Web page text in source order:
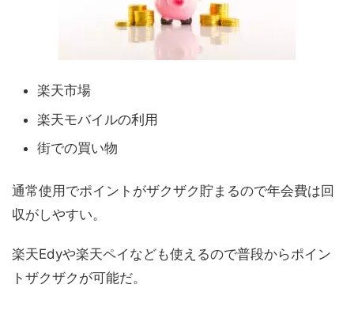
楽天市場
楽天モバイルの利用
街での買い物
通常使用でポイントがザクザク貯まるので年会費は回
収がしやすい。
楽天Edyや楽天ペイなども使えるので普段からポイン
トザクザクが可能だ。